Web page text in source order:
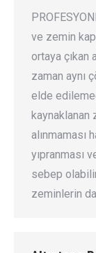
ve zemin
ortaya çıkan
zaman aynı
elde
kaynaklanan
alınmaması
yıpranması
sebep
zeminlerin